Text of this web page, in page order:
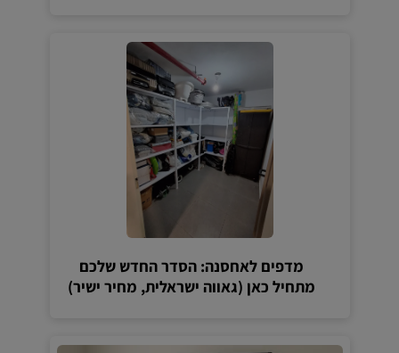
מדפים לאחסנה: הסדר החדש שלכם
מתחיל כאן (גאווה ישראלית, מחיר ישיר)